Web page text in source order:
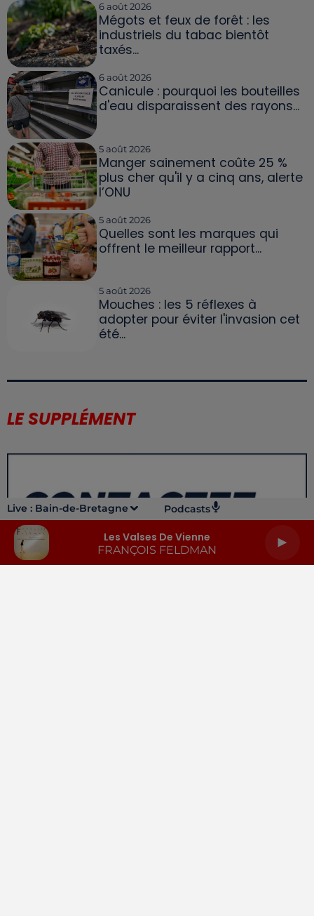
Live : Bain-de-Bretagne Podcasts
Les Valses De Vienne
FRANÇOIS FELDMAN
6 août 2026
Mégots et feux de forêt : les
industriels du tabac bientôt
taxés...
6 août 2026
Canicule : pourquoi les bouteilles
d'eau disparaissent des rayons...
5 août 2026
Manger sainement coûte 25 %
plus cher qu'il y a cinq ans, alerte
l’ONU
5 août 2026
Quelles sont les marques qui
offrent le meilleur rapport...
5 août 2026
Mouches : les 5 réflexes à
adopter pour éviter l'invasion cet
été...
LE SUPPLÉMENT